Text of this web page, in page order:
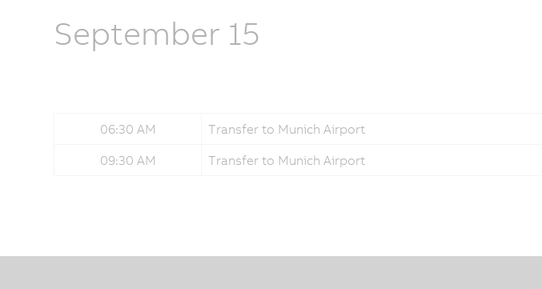
September 15
06:30 AM
Transfer to Munich Airport
09:30 AM
Transfer to Munich Airport